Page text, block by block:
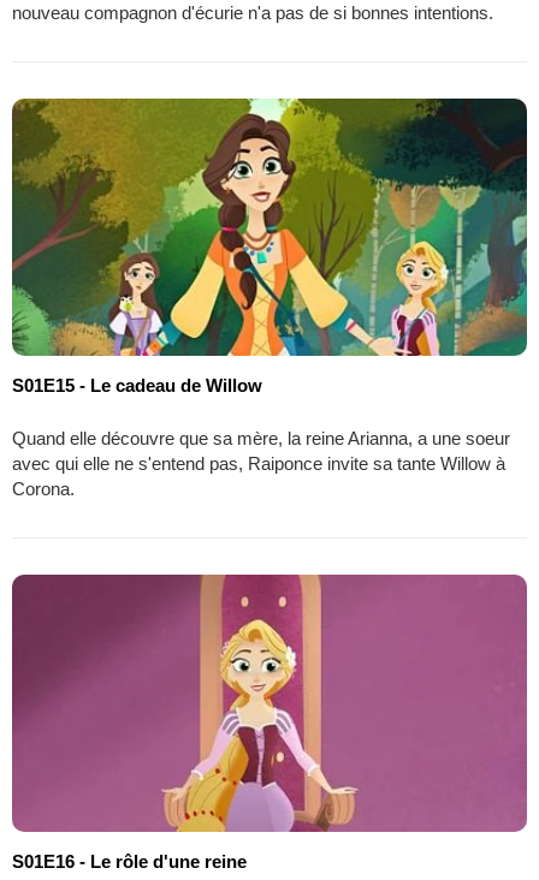
nouveau compagnon d'écurie n'a pas de si bonnes intentions.
S01E15 - Le cadeau de Willow
Quand elle découvre que sa mère, la reine Arianna, a une soeur
avec qui elle ne s'entend pas, Raiponce invite sa tante Willow à
Corona.
S01E16 - Le rôle d'une reine